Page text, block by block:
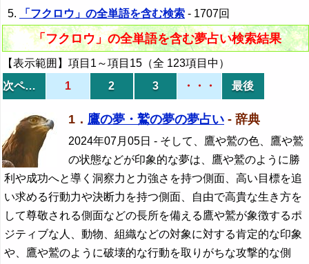
「フクロウ」の全単語を含む検索 - 1707回
「フクロウ」の全単語を含む夢占い検索結果
【表示範囲】項目1～項目15（全 123項目中）
次ページ
1 2 3 ・・・ 最後
1． 鷹の夢・鷲の夢の夢占い - 辞典
2024年07月05日 - そして、鷹や鷲の色、鷹や鷲
の状態などが印象的な夢は、鷹や鷲のように勝
利や成功へと導く洞察力と力強さを持つ側面、高い目標を追
い求める行動力や決断力を持つ側面、自由で高貴な生き方を
して尊敬される側面などの長所を備える鷹や鷲が象徴するポ
ジティブな人、動物、組織などの対象に対する肯定的な印象
や、鷹や鷲のように破壊的な行動を取りがちな攻撃的な側